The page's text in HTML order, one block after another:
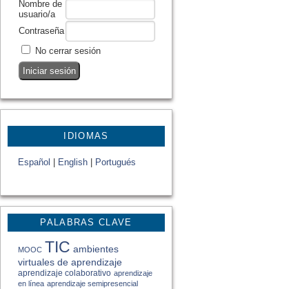
Nombre de
usuario/a
Contraseña
No cerrar sesión
IDIOMAS
Español English Portugués
PALABRAS CLAVE
MOOC TIC ambientes
virtuales de aprendizaje
aprendizaje colaborativo aprendizaje
en línea aprendizaje semipresencial